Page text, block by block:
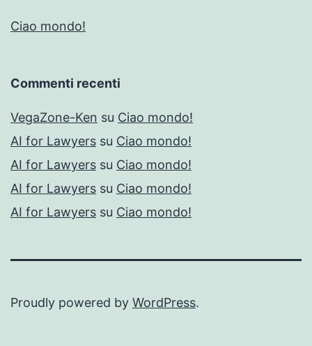
Ciao mondo!
Commenti recenti
VegaZone-Ken su Ciao mondo!
AI for Lawyers su Ciao mondo!
AI for Lawyers su Ciao mondo!
AI for Lawyers su Ciao mondo!
AI for Lawyers su Ciao mondo!
Proudly powered by WordPress.